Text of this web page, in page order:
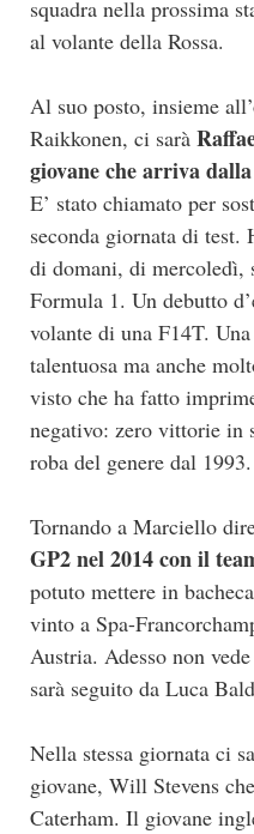
squadra nella prossima
al volante della Rossa.
Al suo posto, insieme
Raikkonen, ci sarà
giovane che arriva
E’ stato chiamato per
seconda giornata di
di domani, di mercoledì,
Formula 1. Un debutto
volante di una F14T.
talentuosa ma anche
visto che ha fatto
negativo: zero vittorie in
roba del genere dal 1993.
Tornando a Marciello
GP2 nel 2014 con il
potuto mettere in
vinto a Spa-
Austria. Adesso non
sarà seguito da Luca
Nella stessa giornata ci
giovane, Will Stevens
Caterham. Il giovane